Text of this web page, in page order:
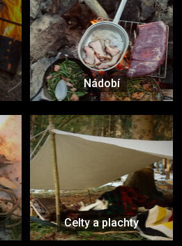
Nádobí
Celty a plachty